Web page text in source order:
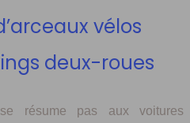
vélos
deux-roues
résume pas aux voitures